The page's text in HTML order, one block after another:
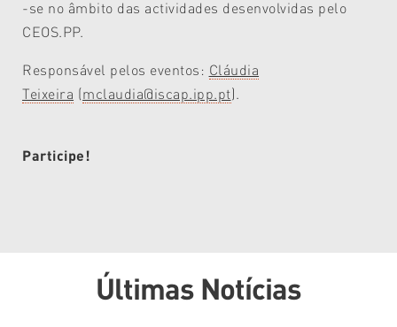
-se no âmbito das actividades desenvolvidas pelo
CEOS.PP.
Responsável pelos eventos: Cláudia
Teixeira (mclaudia@iscap.ipp.pt).
Participe!
Últimas Notícias